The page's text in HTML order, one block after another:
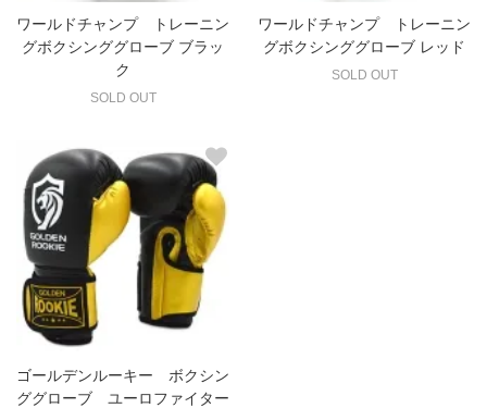
ワールドチャンプ トレーニン
グボクシンググローブ ブラッ
ク
SOLD OUT
ワールドチャンプ トレーニン
グボクシンググローブ レッド
SOLD OUT
ゴールデンルーキー ボクシン
ググローブ ユーロファイター